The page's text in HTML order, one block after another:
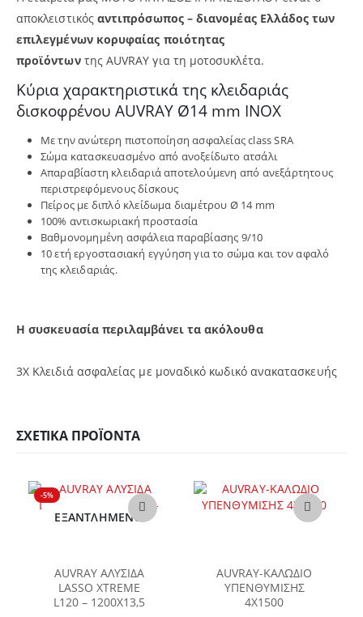
αποκλειστικός αντιπρόσωπος – διανομέας Ελλάδος των
επιλεγμένων κορυφαίας ποιότητας
προϊόντωντης AUVRAY για τη μοτοσυκλέτα.
Κύρια χαρακτηριστικά της κλειδαριάς
δισκοφρένου AUVRAY Ø14 mm INOX
Με την ανώτερη πιστοποίηση ασφαλείας class SRA
Σώμα κατασκευασμένο από ανοξείδωτο ατσάλι
Απαραβίαστη κλειδαριά αποτελούμενη από ανεξάρτητους
περιστρεφόμενους δίσκους
Πείρος με διπλό κλείδωμα διαμέτρου Ø 14 mm
100% αντισκωριακή προστασία
Βαθμονομημένη ασφάλεια παραβίασης 9/10
10 ετή εργοστασιακή εγγύηση για το σώμα και τον αφαλό
της κλειδαριάς.
Η συσκευασία περιλαμβάνει τα ακόλουθα
3Χ Κλειδιά ασφαλείας με μοναδικό κωδικό ανακατασκευής
ΣΧΕΤΙΚΆ ΠΡΟΪΌΝΤΑ
-5%
ΕΞΑΝΤΛΗΜΈΝΟ
AUVRAY ΑΛΥΣΙΔΑ
LASSO XTREME
L120 – 1200X13,5
AUVRAY-ΚΑΛΩΔΙΟ
ΥΠΕΝΘΥΜΙΣΗΣ
4Χ1500